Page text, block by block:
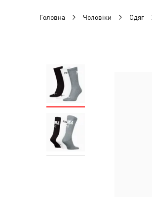
Головна Чоловіки Одяг